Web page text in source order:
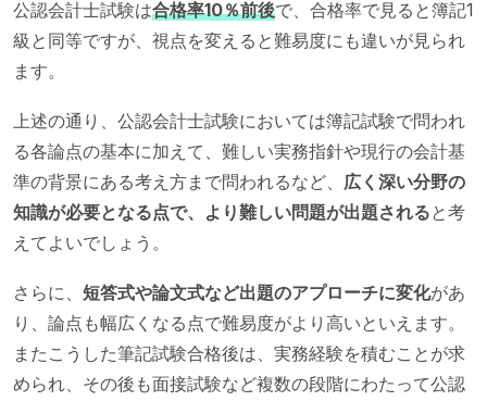
公認会計士試験は合格率10％前後で、合格率で見ると簿記1
級と同等ですが、視点を変えると難易度にも違いが見られ
ます。
上述の通り、公認会計士試験においては簿記試験で問われ
る各論点の基本に加えて、難しい実務指針や現行の会計基
準の背景にある考え方まで問われるなど、 広く深い分野の
知識が必要となる点で、より難しい問題が出題されると考
えてよいでしょう。
さらに、 短答式や論文式など出題のアプローチに変化があ
り、論点も幅広くなる点で難易度がより高いといえます。
またこうした筆記試験合格後は、実務経験を積むことが求
められ、その後も面接試験など複数の段階にわたって公認